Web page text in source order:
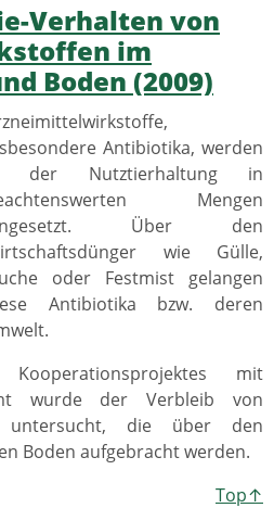
Verhalten von
im
Boden (2009)
Antibiotika, werden
der Nutztierhaltung in
Mengen
Über den
wie Gülle,
oder Festmist gelangen
Antibiotika bzw. deren
mit
wurde der Verbleib von
untersucht, die über den
Boden aufgebracht werden.
Top↑